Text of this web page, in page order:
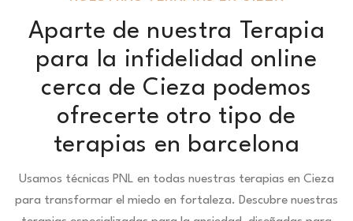
Aparte de nuestra Terapia
para la infidelidad online
cerca de Cieza podemos
ofrecerte otro tipo de
terapias en barcelona
Usamos técnicas PNL en todas nuestras terapias en Cieza
para transformar el miedo en fortaleza. Descubre nuestras